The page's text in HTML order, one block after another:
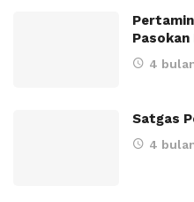
Pasokan
4
Satgas
4